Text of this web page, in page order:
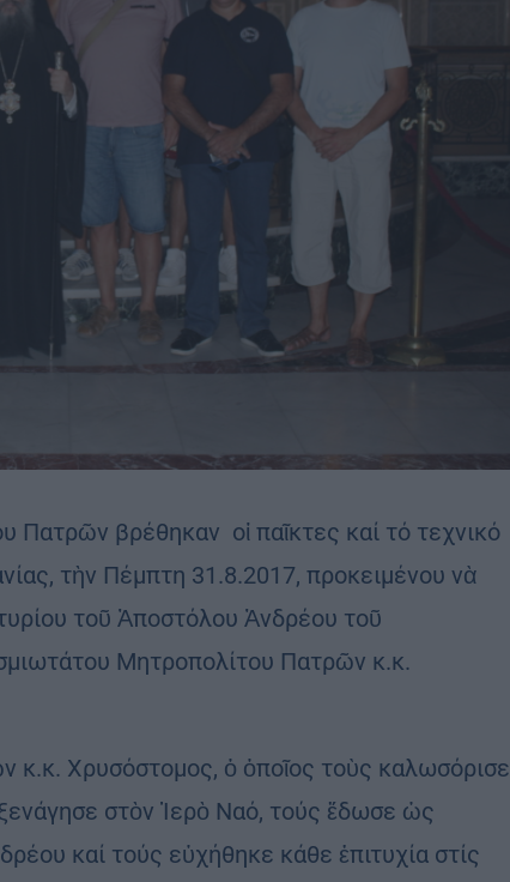
βρέθηκαν οἱ παῖκτες καί τό τεχνικό
τὴν Πέμπτη 31.8.2017, προκειμένου νὰ
τοῦ Ἀποστόλου Ἀνδρέου τοῦ
Μητροπολίτου Πατρῶν κ.κ.
Χρυσόστομος, ὁ ὁποῖος τοὺς καλωσόρισε
στὸν Ἱερὸ Ναό, τούς ἔδωσε ὡς
καί τούς εὐχήθηκε κάθε ἐπιτυχία στίς